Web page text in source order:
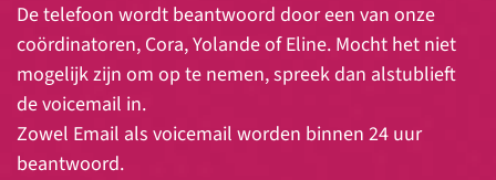
De telefoon wordt beantwoord door een van onze
coördinatoren, Cora, Yolande of Eline. Mocht het niet
mogelijk zijn om op te nemen, spreek dan alstublieft
de voicemail in.
Zowel Email als voicemail worden binnen 24 uur
beantwoord.